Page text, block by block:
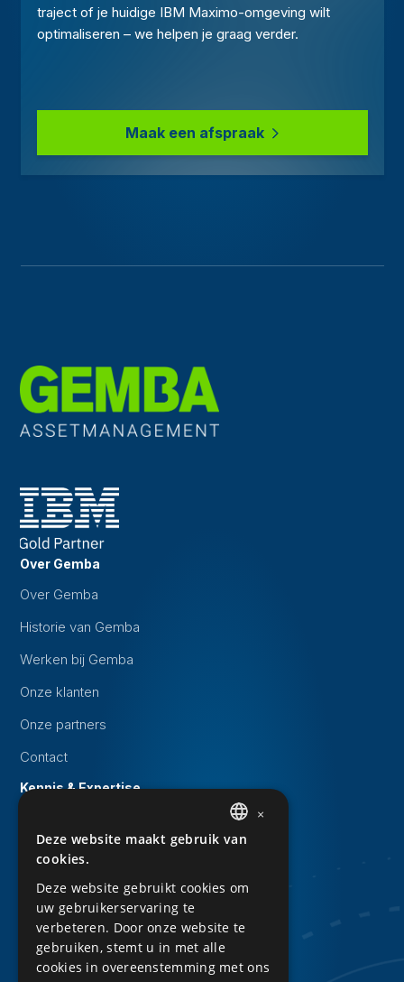
traject of je huidige IBM Maximo-omgeving wilt
optimaliseren – we helpen je graag verder.
Maak een afspraak
Over Gemba
Over Gemba
Historie van Gemba
Werken bij Gemba
Onze klanten
Onze partners
Contact
Kennis & Expertise
Whitepapers
Kennisbank
Downloads
Privacy Statement
Sitemap
DUTCH
×
Deze website maakt gebruik van
cookies.
Deze website gebruikt cookies om
uw gebruikerservaring te
verbeteren. Door onze website te
gebruiken, stemt u in met alle
cookies in overeenstemming met ons